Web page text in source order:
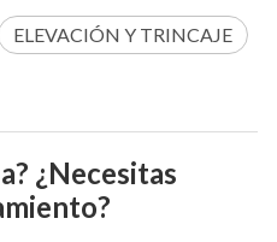
ELEVACIÓN Y TRINCAJE
¿Necesitas